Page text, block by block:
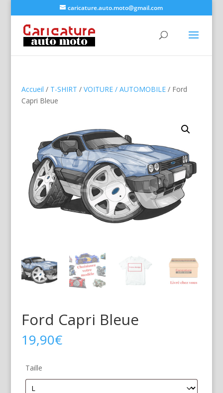
caricature.auto.moto@gmail.com
Accueil / T-SHIRT / VOITURE / AUTOMOBILE/ Ford
Capri Bleue
Ford Capri Bleue
19,90€
Taille